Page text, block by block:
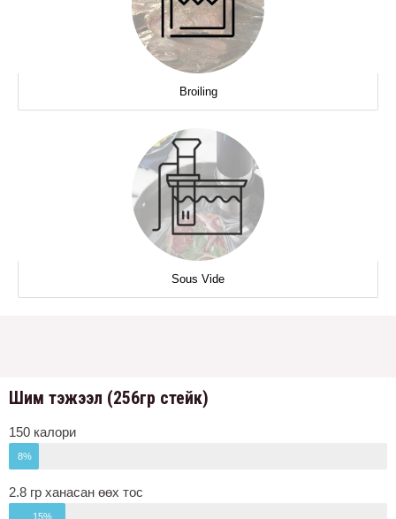
Broiling
Sous Vide
Шим тэжээл (256гр cтейк)
150 калори
8%
2.8 гр ханасан өөх тос
15%